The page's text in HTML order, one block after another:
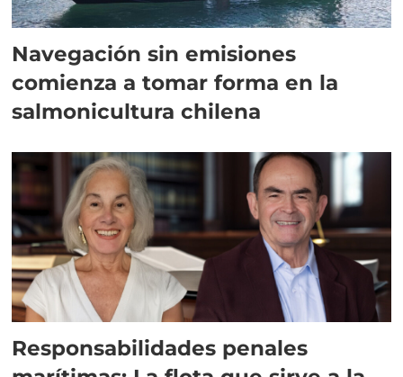
Navegación sin emisiones
comienza a tomar forma en la
salmonicultura chilena
Responsabilidades penales